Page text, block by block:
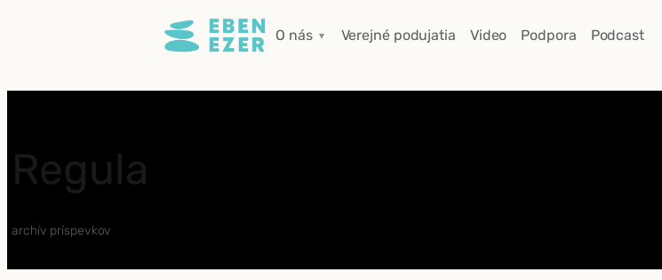
O nás Verejné podujatia Video Podpora Podcast
Regula
archív príspevkov